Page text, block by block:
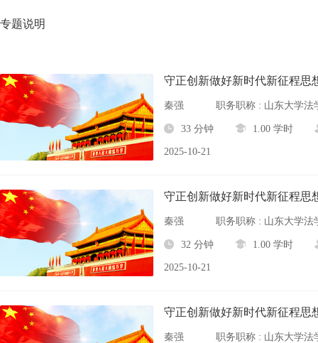
专题说明
秦强
33 分钟 1.00 学时
2025-10-21
秦强
32 分钟 1.00 学时
2025-10-21
秦强